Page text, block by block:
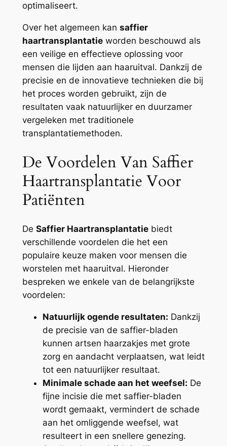
optimaliseert.
Over het algemeen kan saffier
haartransplantatieworden beschouwd als
een veilige en effectieve oplossing voor
mensen die lijden aan haaruitval. Dankzij de
precisie en de innovatieve technieken die bij
het proces worden gebruikt, zijn de
resultaten vaak natuurlijker en duurzamer
vergeleken met traditionele
transplantatiemethoden.
De Voordelen Van Saffier
Haartransplantatie Voor
Patiënten
De Saffier Haartransplantatiebiedt
verschillende voordelen die het een
populaire keuze maken voor mensen die
worstelen met haaruitval. Hieronder
bespreken we enkele van de belangrijkste
voordelen:
Natuurlijk ogende resultaten: Dankzij
de precisie van de saffier-bladen
kunnen artsen haarzakjes met grote
zorg en aandacht verplaatsen, wat leidt
tot een natuurlijker resultaat.
Minimale schade aan het weefsel: De
fijne incisie die met saffier-bladen
wordt gemaakt, vermindert de schade
aan het omliggende weefsel, wat
resulteert in een snellere genezing.